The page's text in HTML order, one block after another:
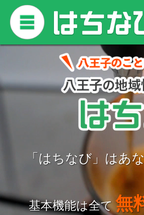
「はちなび」はあ
基本機能は全て 無